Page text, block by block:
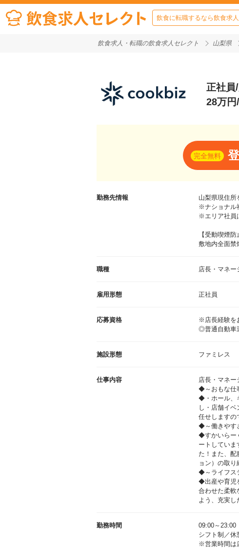
飲食に転職するなら飲食求
飲食求人・転職の飲食求人セレクト 山梨県
正社員
28万
完全無料
勤務先情報 山梨県現住所
※ナショナル
※エリア社員
【受動喫煙防
敷地内全面禁
職種 店長・マネー
雇用形態 正社員
応募資格
※店長経験を
◎普通自動車
施設形態 ファミレス
仕事内容
店長・マネー
◆～おもな仕
◆・ホール、
し・店舗イ
任せしますの
◆～働きやす
◆すかいらー
ートしていま
た！また、配
ョン）の取り
◆～ライフス
◆出産や育児
合わせた柔軟
よう、充実し
勤務時間
09:00～23:00
シフト制／休
※営業時間は